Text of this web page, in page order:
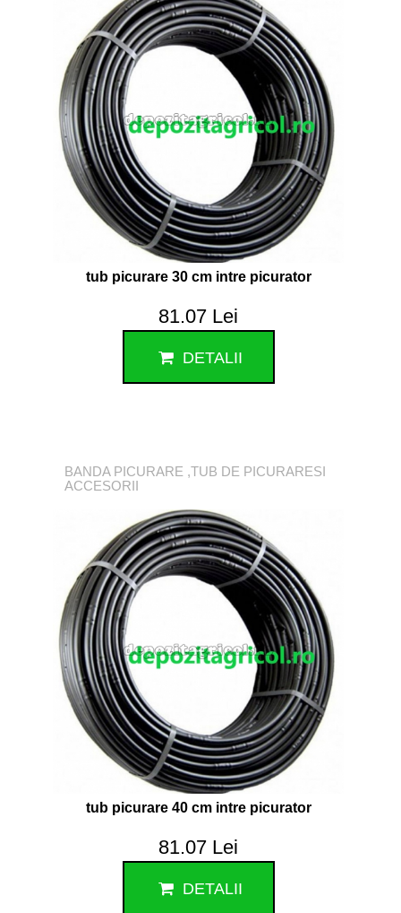
tub picurare 30 cm intre picurator
81.07 Lei
DETALII
BANDA PICURARE ,TUB DE PICURARESI
ACCESORII
tub picurare 40 cm intre picurator
81.07 Lei
DETALII